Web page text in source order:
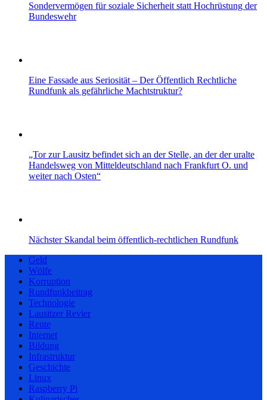
Sondervermögen für soziale Sicherheit statt Hochrüstung der
Bundeswehr
Eine Fassade aus Seriosität – Der Öffentlich Rechtliche
Rundfunk als gefährliche Machtstruktur?
„Tor zur Lausitz befindet sich an der Stelle, an der der uralte
Handelsweg von Mitteldeutschland nach Frankfurt O. und
weiter nach Osten“
Nächster Skandal beim öffentlich-rechtlichen Rundfunk
Geld
Wölfe
Korruption
Rundfunkbeitrag
Technologie
Lausitzer Revier
Rente
Internet
Bildung
Infrastruktur
Geschichte
Linux
Raspberry Pi